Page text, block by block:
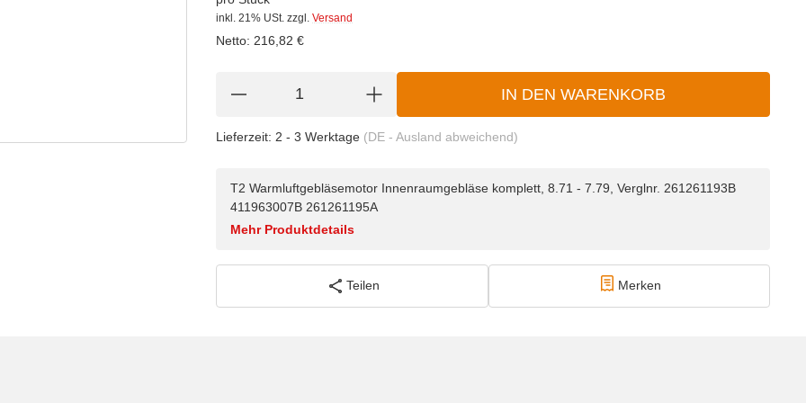
inkl. 21% USt. zzgl. Versand
Netto: 216,82 €
IN DEN WARENKORB
Lieferzeit: 2 - 3 Werktage (DE - Ausland abweichend)
T2 Warmluftgebläsemotor Innenraumgebläse komplett, 8.71 - 7.79, Verglnr. 261261193B
411963007B 261261195A
Mehr Produktdetails
Teilen Merken